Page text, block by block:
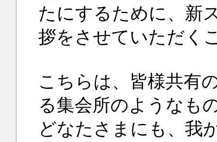
たにするために、新
拶をさせていただく
こちらは、皆様共有
る集会所のようなも
どなたさまにも、我